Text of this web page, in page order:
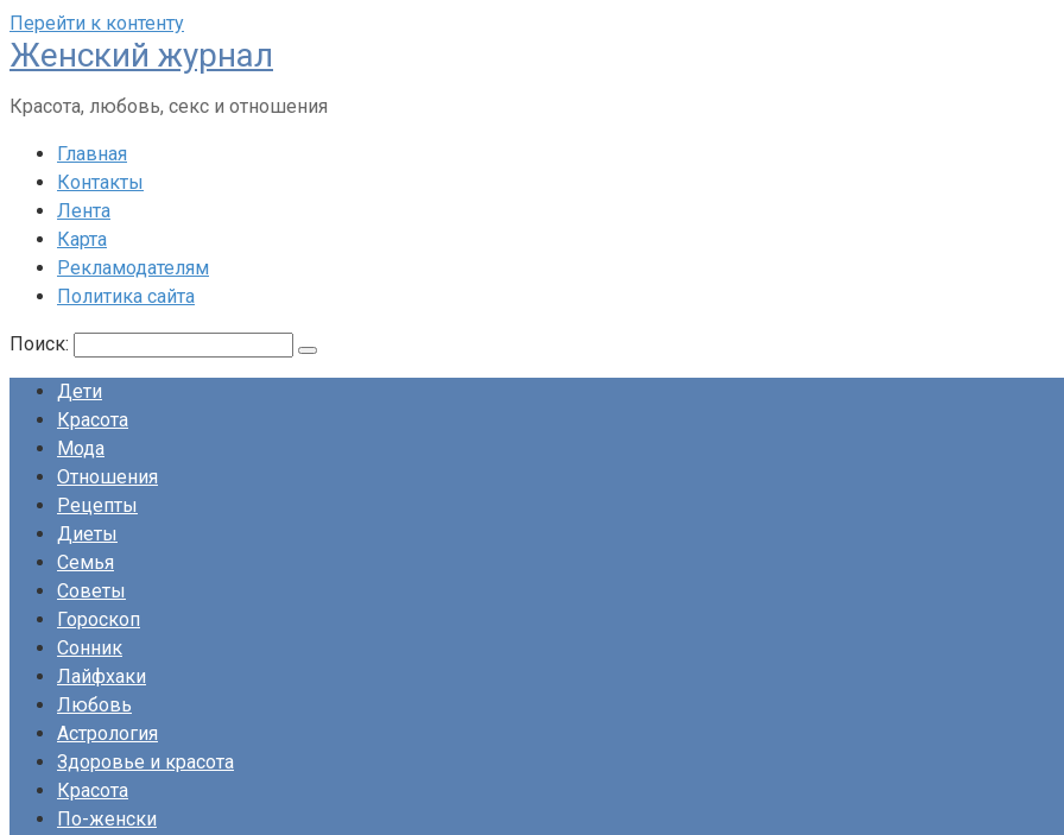
Перейти к контенту
Женский журнал
Красота, любовь, секс и отношения
Главная
Контакты
Лента
Карта
Рекламодателям
Политика сайта
Поиск:
Дети
Красота
Мода
Отношения
Рецепты
Диеты
Семья
Советы
Гороскоп
Сонник
Лайфхаки
Любовь
Астрология
Здоровье и красота
Красота
По-женски